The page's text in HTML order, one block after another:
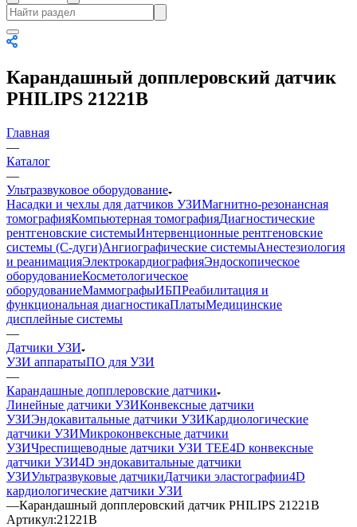
Карандашный допплеровский датчик
PHILIPS 21221B
Главная
—
Каталог
—
Ультразвуковое оборудование
Насадки и чехлы для датчиков УЗИМагнитно-резонансная
томографияКомпьютерная томографияДиагностические
рентгеновские системыИнтервенционные рентгеновские
системы (С-дуги)Ангиографические системыАнестезиология
и реанимацияЭлектрокардиографияЭндоскопическое
оборудованиеКосметологическое
оборудованиеМаммографыИБПРеабилитация и
функциональная диагностикаПлатыМедицинские
дисплейные системы
—
Датчики УЗИ
УЗИ аппаратыПО для УЗИ
—
Карандашные допплеровские датчики
Линейные датчики УЗИКонвексные датчики
УЗИЭндокавитальные датчики УЗИКардиологические
датчики УЗИМикроконвексные датчики
УЗИЧреспищеводные датчики УЗИ TEE4D конвексные
датчики УЗИ4D эндокавитальные датчики
УЗИУльтразвуковые датчикиДатчики эластографии4D
кардиологические датчики УЗИ
—Карандашный допплеровский датчик PHILIPS 21221B
Артикул:21221B